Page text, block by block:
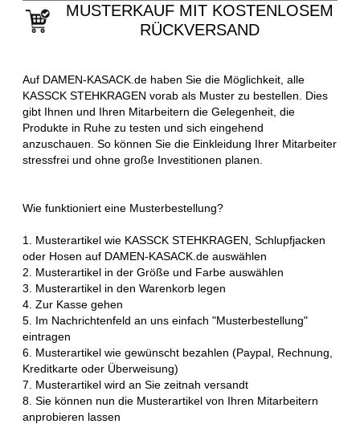
MUSTERKAUF MIT KOSTENLOSEM
RÜCKVERSAND
Auf DAMEN-KASACK.de haben Sie die Möglichkeit, alle
KASSCK STEHKRAGEN vorab als Muster zu bestellen. Dies
gibt Ihnen und Ihren Mitarbeitern die Gelegenheit, die
Produkte in Ruhe zu testen und sich eingehend
anzuschauen. So können Sie die Einkleidung Ihrer Mitarbeiter
stressfrei und ohne große Investitionen planen.
Wie funktioniert eine Musterbestellung?
1. Musterartikel wie KASSCK STEHKRAGEN, Schlupfjacken
oder Hosen auf DAMEN-KASACK.de auswählen
2. Musterartikel in der Größe und Farbe auswählen
3. Musterartikel in den Warenkorb legen
4. Zur Kasse gehen
5. Im Nachrichtenfeld an uns einfach "Musterbestellung"
eintragen
6. Musterartikel wie gewünscht bezahlen (Paypal, Rechnung,
Kreditkarte oder Überweisung)
7. Musterartikel wird an Sie zeitnah versandt
8. Sie können nun die Musterartikel von Ihren Mitarbeitern
anprobieren lassen